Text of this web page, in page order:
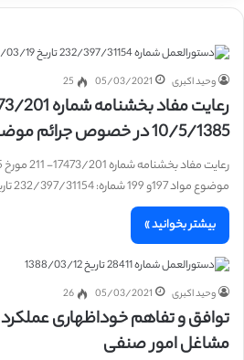
وحید اکبری 05/03/2021
25
10/5/1385 در خصوص جرائم موضوع مواد 197و 199
موضوع مواد 197و 199 شماره: 232/397/31154 تاریخ: 1388/03/19 پیوست:…
بیشتر بخوانید »
وحید اکبری 05/03/2021
26
مشاغل امور صنفی